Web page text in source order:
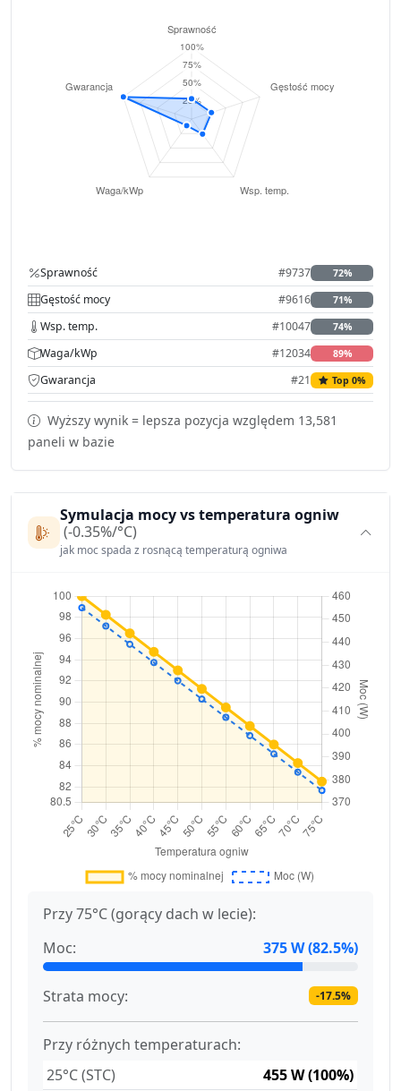
Sprawność #9737 72%
Gęstość mocy #9616 71%
Wsp. temp. #10047 74%
Waga/kWp #12034 89%
Gwarancja #21 Top 0%
Wyższy wynik = lepsza pozycja względem 13,581
paneli w bazie
Symulacja mocy vs temperatura ogniw
(-0.35%/°C)
jak moc spada z rosnącą temperaturą ogniwa
Przy 75°C (gorący dach w lecie):
Moc:
375 W (82.5%)
Strata mocy: -17.5%
Przy różnych temperaturach:
25°C (STC)
455 W (100%)